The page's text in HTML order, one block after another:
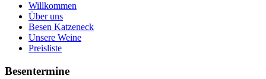
Willkommen
Über uns
Besen Katzeneck
Unsere Weine
Preisliste
Besentermine